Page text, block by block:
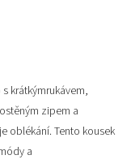
s krátkýmrukávem,
zipem a
oblékání. Tento kousek
a